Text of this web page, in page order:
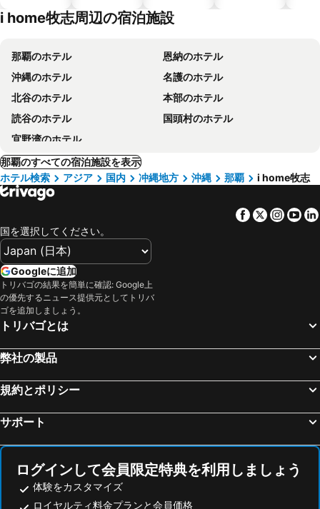
i home牧志周辺の宿泊施設
那覇のホテル
恩納のホテル
沖縄のホテル
名護のホテル
北谷のホテル
本部のホテル
読谷のホテル
国頭村のホテル
宜野湾のホテル
那覇のすべての宿泊施設を表示
ホテル検索
アジア 国内 冲縄地方 沖縄 那覇 i home牧志
Facebook
Twitter
国を選択してください。
Googleに追加
トリバゴの結果を簡単に確認: Google上
の優先するニュース提供元としてトリバ
ゴを追加しましょう。
トリバゴとは
弊社の製品
規約とポリシー
サポート
ログインして会員限定特典を利用しましょう
体験をカスタマイズ
ロイヤルティ料金プランと会員価格